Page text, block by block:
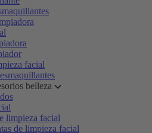
facial
belleza
limpieza facial
de limpieza facial